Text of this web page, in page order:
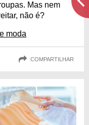
Mas nem
não é?
moda
COMPARTILHAR